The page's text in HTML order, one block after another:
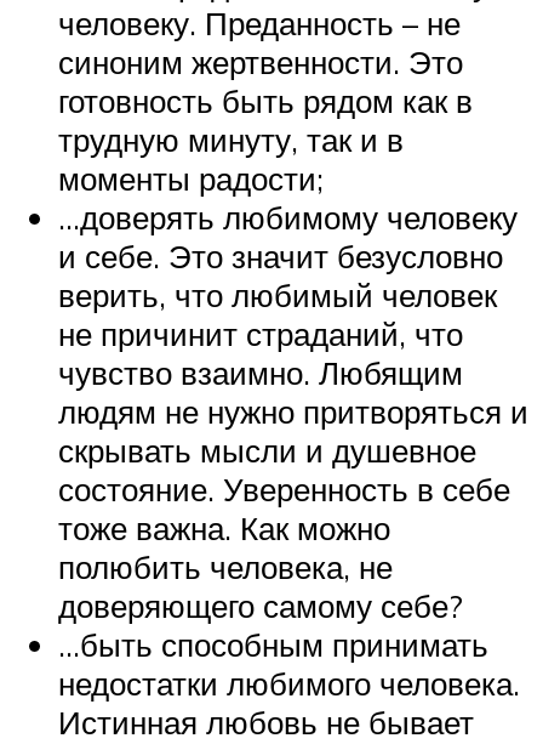
человеку. Преданность – не
синоним жертвенности. Это
готовность быть рядом как в
трудную минуту, так и в
моменты радости;
…доверять любимому человеку
и себе. Это значит безусловно
верить, что любимый человек
не причинит страданий, что
чувство взаимно. Любящим
людям не нужно притворяться и
скрывать мысли и душевное
состояние. Уверенность в себе
тоже важна. Как можно
полюбить человека, не
доверяющего самому себе?
…быть способным принимать
недостатки любимого человека.
Истинная любовь не бывает